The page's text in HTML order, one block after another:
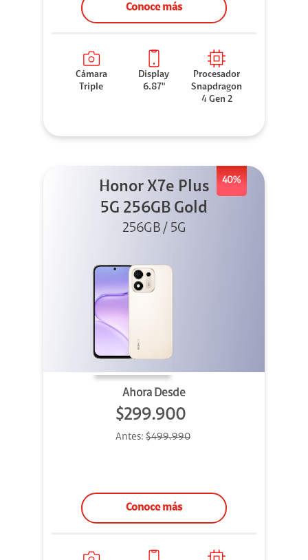
Conoce más
Cámara
Triple
Display
6.87"
Procesador
Snapdragon
4 Gen 2
40%
Honor X7e Plus
5G 256GB Gold
256GB / 5G
Ahora Desde
$299.900
Antes: $499.990
Conoce más